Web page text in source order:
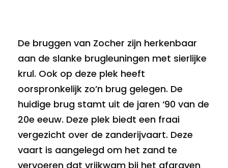
De bruggen van Zocher zijn herkenbaar
aan de slanke brugleuningen met sierlijke
krul. Ook op deze plek heeft
oorspronkelijk zo’n brug gelegen. De
huidige brug stamt uit de jaren ‘90 van de
20e eeuw. Deze plek biedt een fraai
vergezicht over de zanderijvaart. Deze
vaart is aangelegd om het zand te
vervoeren dat vrijkwam bij het afgraven